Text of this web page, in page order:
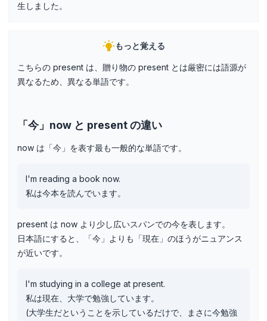
生しました。
もっと覚える
こちらの present は、贈り物の present とは厳密には語源が
異なるため、異なる単語です。
「今」now と present の違い
now は「今」を表す最も一般的な単語です。
I'm reading a book now.
私は今本を読んでいます。
present は now より少し広いスパンでの今を表します。
日本語にすると、「今」よりも「現在」のほうがニュアンス
が近いです。
I'm studying in a college at present.
私は現在、大学で勉強しています。
(大学生だということを示しているだけで、まさに今勉強